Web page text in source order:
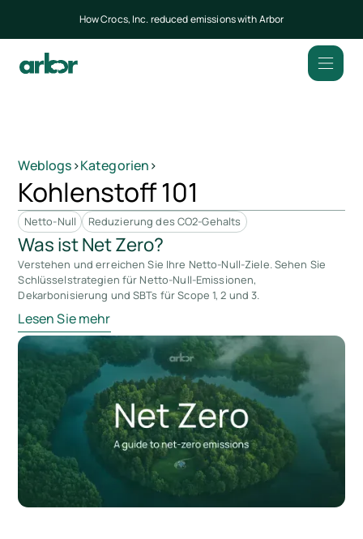
How Crocs, Inc. reduced emissions with Arbor
Weblogs>Kategorien>
Kohlenstoff 101
Netto-Null Reduzierung des CO2-Gehalts
Was ist Net Zero?
Verstehen und erreichen Sie Ihre Netto-Null-Ziele. Sehen Sie
Schlüsselstrategien für Netto-Null-Emissionen,
Dekarbonisierung und SBTs für Scope 1, 2 und 3.
Lesen Sie mehr